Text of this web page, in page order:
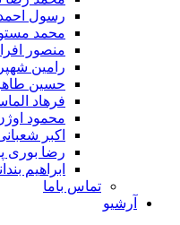
رسول
محمد
منصور
رامین
حسین
فرهاد
محمود
اکبر
رضا بوری
ابراهیم
تماس باما
آرشیو